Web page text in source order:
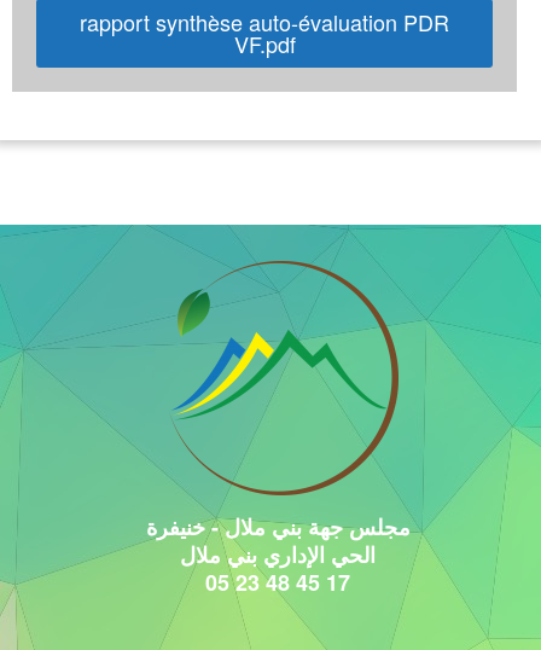
rapport synthèse auto-évaluation PDR
VF.pdf
مجلس جهة بني ملال - خنيفرة
الحي الإداري بني ملال
17 45 48 23 05